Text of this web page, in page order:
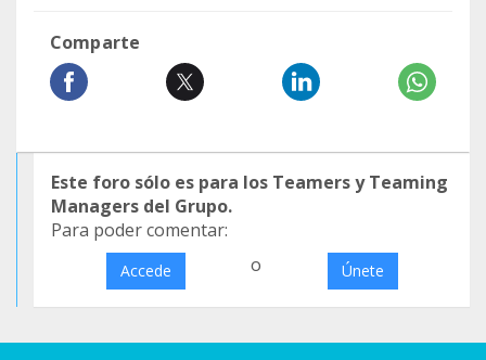
Comparte
Este foro sólo es para los Teamers y Teaming
Managers del Grupo.
Para poder comentar:
Accede o Únete